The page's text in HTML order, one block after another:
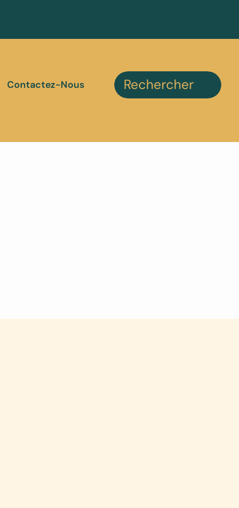
Contactez-Nous